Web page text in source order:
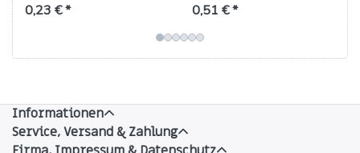
ideal für Reiniger und
0,23 € * 0,51 € *
Informationen
Service, Versand & Zahlung